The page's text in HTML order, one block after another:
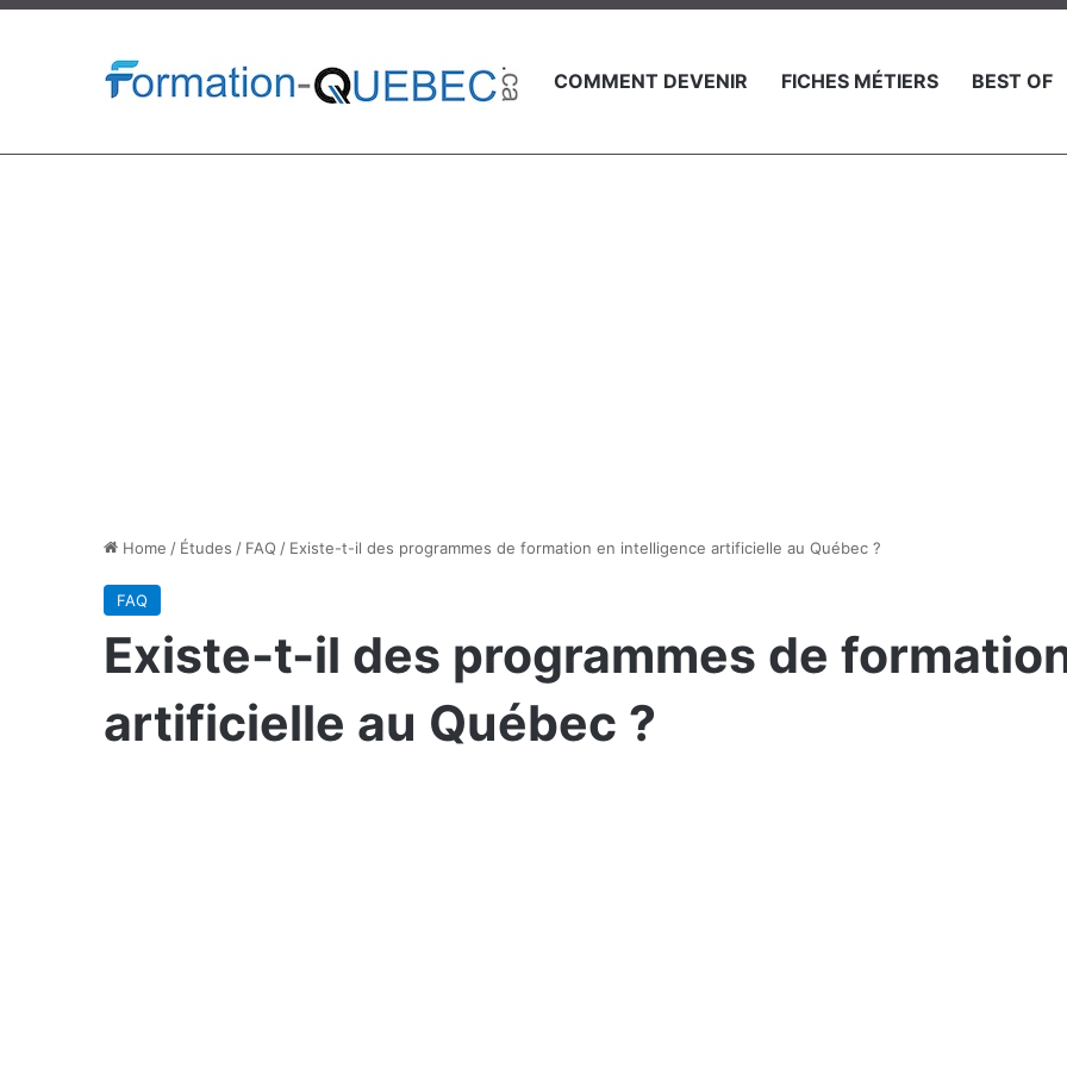
COMMENT DEVENIR FICHES MÉTIERS BEST OF
Home / Études / FAQ / Existe-t-il des programmes de formation en intelligence artificielle au Québec ?
FAQ
Existe-t-il des programmes de
artificielle au Québec ?